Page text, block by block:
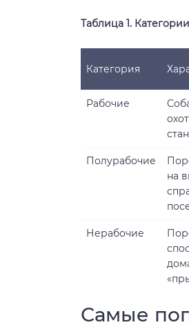
Таблица 1.
Категория
Рабочие
Полурабочие
на
Нерабочие
Самые